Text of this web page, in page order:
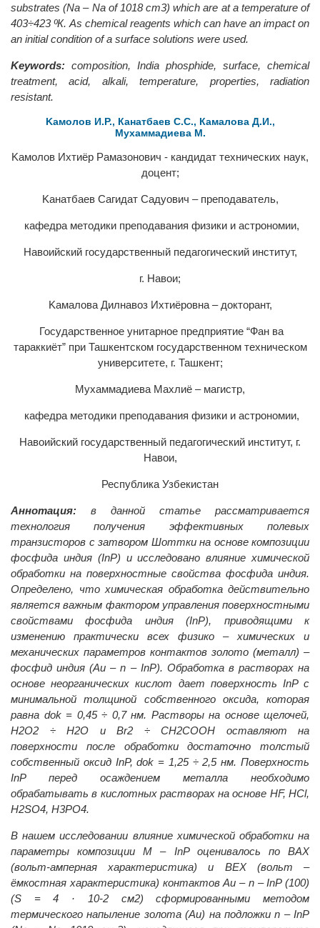
substrates (Na – Na of 1018 cm3) which are at a temperature of
403÷423 ºК. As chemical reagents which can have an impact on
an initial condition of a surface solutions were used.
Keywords: composition, India phosphide, surface, chemical
treatment, acid, alkali, temperature, properties, radiation
resistant.
Kамолов И.Р., Канатбаев С.С., Камалова Д.И.,
Мухаммадиева М.
Kамолов Ихтиёр Рамазонович - кандидат технических наук,
доцент;
Kaнатбаев Сагидат Садуович – преподаватель,
кафедра методики преподавания физики и астрономии,
Навоийский государственный педагогический институт,
г. Навои;
Kaмалова Дилнавоз Ихтиёровна – докторант,
Государственное унитарное предприятие “Фан ва
тараккиёт” при Ташкентском государственном техническом
университете, г. Ташкент;
Mухаммадиева Махлиё – магистр,
кафедра методики преподавания физики и астрономии,
Навоийский государственный педагогический институт, г.
Навои,
Республика Узбекистан
Аннотация: в данной статье рассматривается
технология получения эффективных полевых
транзисторов с затвором Шоттки на основе композиции
фосфида индия (InP) и исследовано влияние химической
обработки на поверхностные свойства фосфида индия.
Определено, что химическая обработка действительно
является важным фактором управления поверхностными
свойствами фосфида индия (InP), приводящими к
изменению практически всех физико – химических и
механических параметров контактов золото (металл) –
фосфид индия (Au – n – InP). Обработка в растворах на
основе неорганических кислот дает поверхность InP с
минимальной толщиной собственного оксида, которая
равна dok = 0,45 ÷ 0,7 нм. Растворы на основе щелочей,
H2O2 ÷ H2O и Br2 ÷ CH2СООН оставляют на
поверхности после обработки достаточно толстый
собственный оксид InP, dok = 1,25 ÷ 2,5 нм. Поверхность
InP перед осаждением металла необходимо
обрабатывать в кислотных растворах на основе HF, HCl,
Н2SO4, Н3РО4.
В нашем исследовании влияние химической обработки на
параметры композиции М – InP оценивалось по ВАХ
(вольт-амперная характеристика) и ВЕХ (вольт –
ёмкостная характеристика) контактов Аu – n – InP (100)
(S = 4 · 10-2 cм2) сформированными методом
термического напыление золота (Au) на подложки n – InP